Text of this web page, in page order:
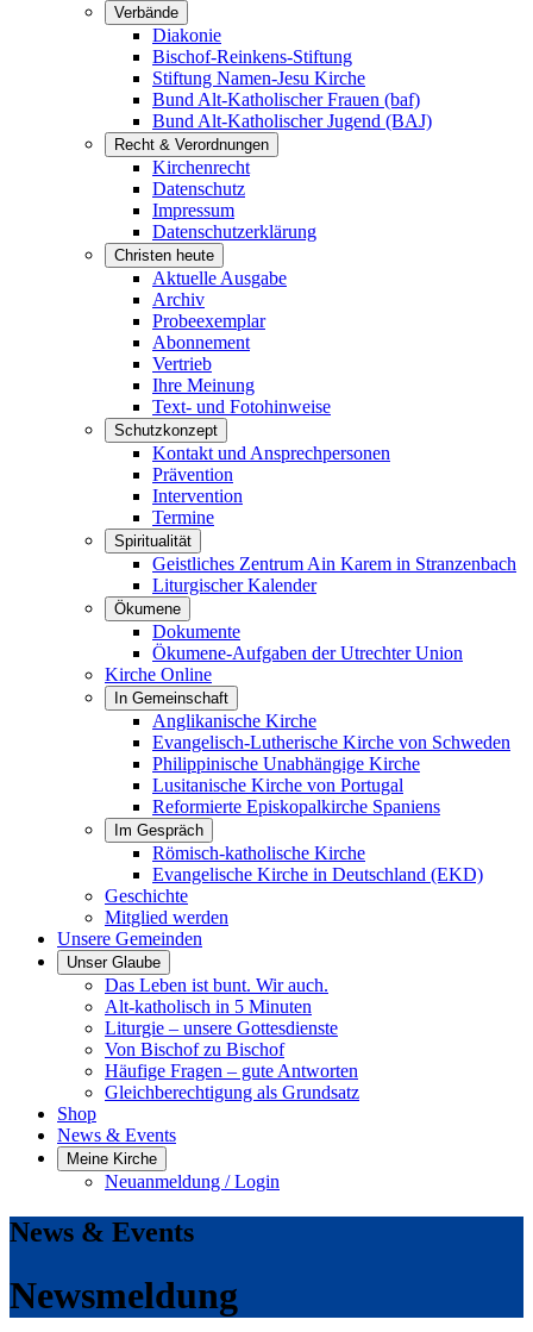
Verbände
Diakonie
Bischof-Reinkens-Stiftung
Stiftung Namen-Jesu Kirche
Bund Alt-Katholischer Frauen (baf)
Bund Alt-Katholischer Jugend (BAJ)
Recht & Verordnungen
Kirchenrecht
Datenschutz
Impressum
Datenschutzerklärung
Christen heute
Aktuelle Ausgabe
Archiv
Probeexemplar
Abonnement
Vertrieb
Ihre Meinung
Text- und Fotohinweise
Schutzkonzept
Kontakt und Ansprechpersonen
Prävention
Intervention
Termine
Spiritualität
Geistliches Zentrum Ain Karem in Stranzenbach
Liturgischer Kalender
Ökumene
Dokumente
Ökumene-Aufgaben der Utrechter Union
Kirche Online
In Gemeinschaft
Anglikanische Kirche
Evangelisch-Lutherische Kirche von Schweden
Philippinische Unabhängige Kirche
Lusitanische Kirche von Portugal
Reformierte Episkopalkirche Spaniens
Im Gespräch
Römisch-katholische Kirche
Evangelische Kirche in Deutschland (EKD)
Geschichte
Mitglied werden
Unsere Gemeinden
Unser Glaube
Das Leben ist bunt. Wir auch.
Alt-katholisch in 5 Minuten
Liturgie – unsere Gottesdienste
Von Bischof zu Bischof
Häufige Fragen – gute Antworten
Gleichberechtigung als Grundsatz
Shop
News & Events
Meine Kirche
Neuanmeldung / Login
News & Events
Newsmeldung